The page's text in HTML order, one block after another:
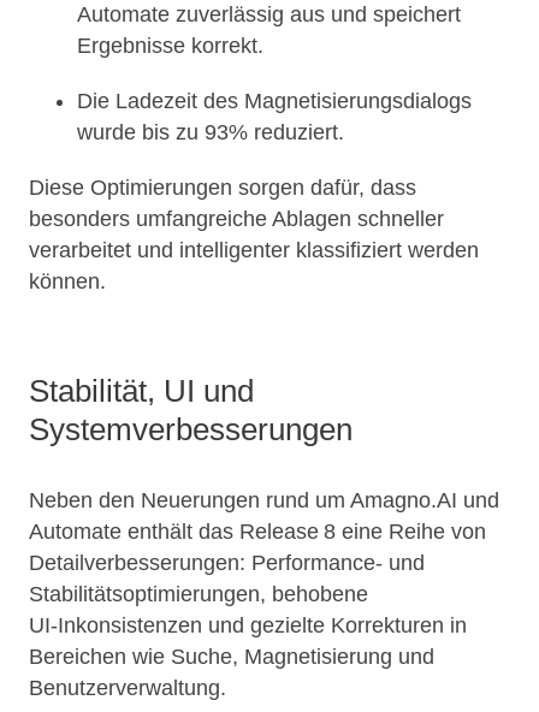
Automate zuverlässig aus und speichert
Ergebnisse korrekt.
Die Ladezeit des Magnetisierungsdialogs
wurde bis zu 93% reduziert.
Diese Optimierungen sorgen dafür, dass
besonders umfangreiche Ablagen schneller
verarbeitet und intelligenter klassifiziert werden
können.
Stabilität, UI und
Systemverbesserungen
Neben den Neuerungen rund um Amagno.AI und
Automate enthält das Release 8 eine Reihe von
Detailverbesserungen: Performance‑ und
Stabilitätsoptimierungen, behobene
UI‑Inkonsistenzen und gezielte Korrekturen in
Bereichen wie Suche, Magnetisierung und
Benutzerverwaltung.